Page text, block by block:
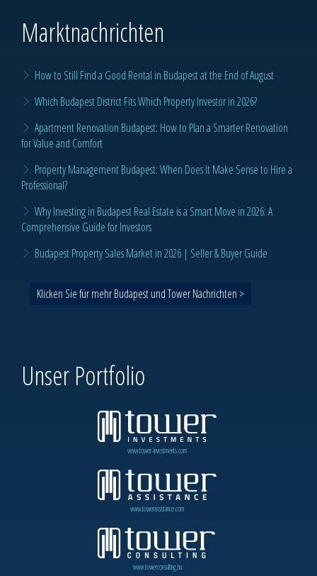
Marktnachrichten
How to Still Find a Good Rental in Budapest at the End of August
Which Budapest District Fits Which Property Investor in 2026?
Apartment Renovation Budapest: How to Plan a Smarter Renovation
for Value and Comfort
Property Management Budapest: When Does It Make Sense to Hire a
Professional?
Why Investing in Budapest Real Estate is a Smart Move in 2026: A
Comprehensive Guide for Investors
Budapest Property Sales Market in 2026 | Seller & Buyer Guide
Klicken Sie für mehr Budapest und Tower Nachrichten >
Unser Portfolio
www.tower-investments.com
www.towerassistance.com
www.towerconsulting.hu